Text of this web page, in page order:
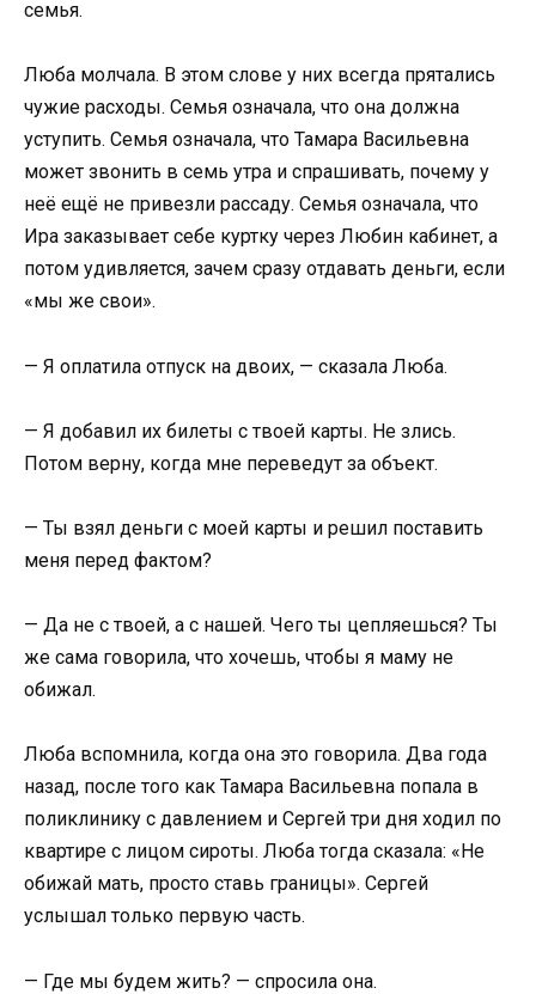
семья.
Люба молчала. В этом слове у них всегда прятались
чужие расходы. Семья означала, что она должна
уступить. Семья означала, что Тамара Васильевна
может звонить в семь утра и спрашивать, почему у
неё ещё не привезли рассаду. Семья означала, что
Ира заказывает себе куртку через Любин кабинет, а
потом удивляется, зачем сразу отдавать деньги, если
«мы же свои».
— Я оплатила отпуск на двоих, — сказала Люба.
— Я добавил их билеты с твоей карты. Не злись.
Потом верну, когда мне переведут за объект.
— Ты взял деньги с моей карты и решил поставить
меня перед фактом?
— Да не с твоей, а с нашей. Чего ты цепляешься? Ты
же сама говорила, что хочешь, чтобы я маму не
обижал.
Люба вспомнила, когда она это говорила. Два года
назад, после того как Тамара Васильевна попала в
поликлинику с давлением и Сергей три дня ходил по
квартире с лицом сироты. Люба тогда сказала: «Не
обижай мать, просто ставь границы». Сергей
услышал только первую часть.
— Где мы будем жить? — спросила она.